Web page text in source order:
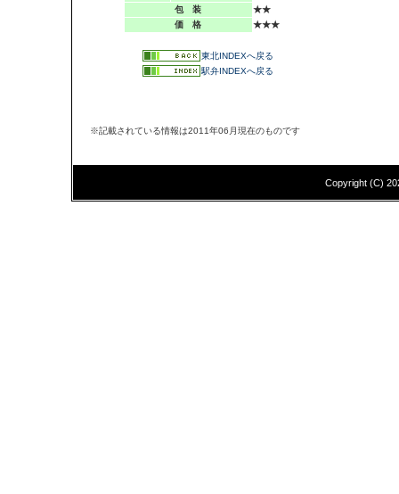
包 装
★★
価 格
★★★
東北INDEXへ戻る
駅弁INDEXへ戻る
※記載されている情報は2011年06月現在のものです
Copyright (C)